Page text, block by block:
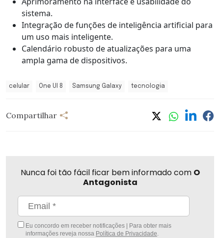
sistema.
Integração de funções de inteligência artificial para
um uso mais inteligente.
Calendário robusto de atualizações para uma
ampla gama de dispositivos.
celular One UI 8 Samsung Galaxy tecnologia
Compartilhar
Nunca foi tão fácil ficar bem informado com O
Antagonista
Eu concordo em receber notificações | Para obter mais
informações reveja nossa Política de Privacidade.